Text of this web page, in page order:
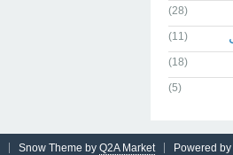
(28)
(11)
(18)
(5)
Snow Theme by Q2A Market Powered by